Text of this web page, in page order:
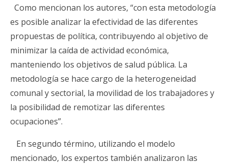
Como mencionan los autores, “con esta metodología
es posible analizar la efectividad de las diferentes
propuestas de política, contribuyendo al objetivo de
minimizar la caída de actividad económica,
manteniendo los objetivos de salud pública. La
metodología se hace cargo de la heterogeneidad
comunal y sectorial, la movilidad de los trabajadores y
la posibilidad de remotizar las diferentes
ocupaciones”.
En segundo término, utilizando el modelo
mencionado, los expertos también analizaron las